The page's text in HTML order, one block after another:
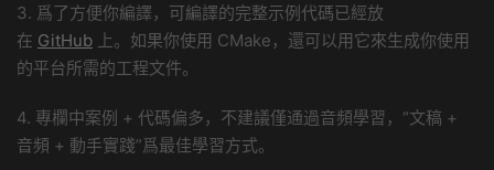
3. 爲了方便你編譯，可編譯的完整示例代碼已經放
在 GitHub 上。如果你使用 CMake，還可以用它來生成你使用
的平台所需的工程文件。
4. 專欄中案例 + 代碼偏多，不建議僅通過音頻學習，“文稿 +
音頻 + 動手實踐”爲最佳學習方式。